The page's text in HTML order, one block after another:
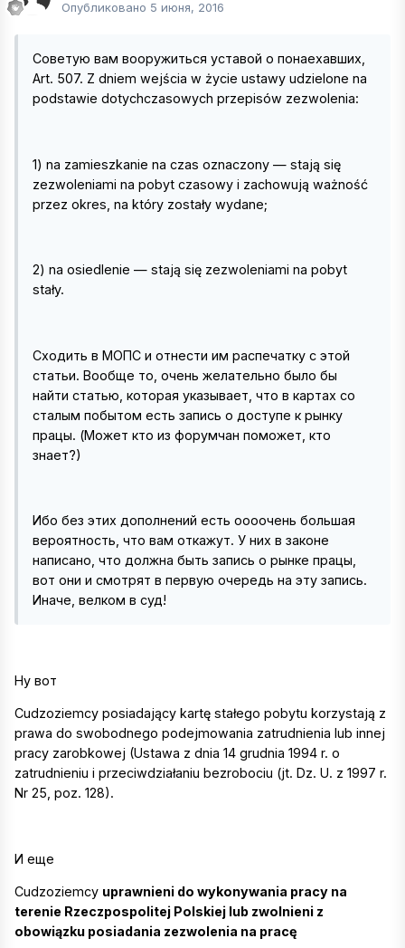
Опубликовано 5 июня, 2016
Советую вам вооружиться уставой о понаехавших,
Art. 507. Z dniem wejścia w życie ustawy udzielone na
podstawie dotychczasowych przepisów zezwolenia:
1) na zamieszkanie na czas oznaczony — stają się
zezwoleniami na pobyt czasowy i zachowują ważność
przez okres, na który zostały wydane;
2) na osiedlenie — stają się zezwoleniami na pobyt
stały.
Сходить в МОПС и отнести им распечатку с этой
статьи. Вообще то, очень желательно было бы
найти статью, которая указывает, что в картах со
сталым побытом есть запись о доступе к рынку
працы. (Может кто из форумчан поможет, кто
знает?)
Ибо без этих дополнений есть оооочень большая
вероятность, что вам откажут. У них в законе
написано, что должна быть запись о рынке працы,
вот они и смотрят в первую очередь на эту запись.
Иначе, велком в суд!
Ну вот
Cudzoziemcy posiadający kartę stałego pobytu korzystają z
prawa do swobodnego podejmowania zatrudnienia lub innej
pracy zarobkowej (Ustawa z dnia 14 grudnia 1994 r. o
zatrudnieniu i przeciwdziałaniu bezrobociu (jt. Dz. U. z 1997 r.
Nr 25, poz. 128).
И еще
Cudzoziemcy uprawnieni do wykonywania pracy na
terenie Rzeczpospolitej Polskiej lub zwolnieni z
obowiązku posiadania zezwolenia na pracę